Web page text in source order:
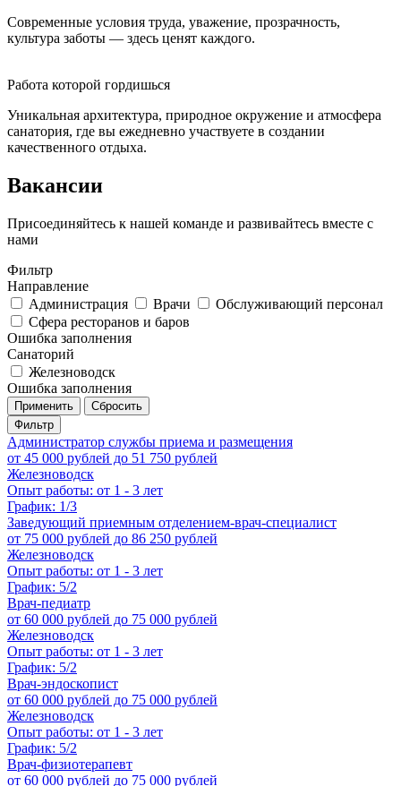
Современные условия труда, уважение, прозрачность,
культура заботы — здесь ценят каждого.
Работа которой гордишься
Уникальная архитектура, природное окружение и атмосфера
санатория, где вы ежедневно участвуете в создании
качественного отдыха.
Вакансии
Присоединяйтесь к нашей команде и развивайтесь вместе с
нами
Фильтр
Направление
Администрация
Врачи
Обслуживающий персонал
Сфера ресторанов и баров
Ошибка заполнения
Санаторий
Железноводск
Ошибка заполнения
Применить
Сбросить
Фильтр
Администратор службы приема и размещения
от 45 000 рублей до 51 750 рублей
Железноводск
Опыт работы: от 1 - 3 лет
График: 1/3
Заведующий приемным отделением-врач-специалист
от 75 000 рублей до 86 250 рублей
Железноводск
Опыт работы: от 1 - 3 лет
График: 5/2
Врач-педиатр
от 60 000 рублей до 75 000 рублей
Железноводск
Опыт работы: от 1 - 3 лет
График: 5/2
Врач-эндоскопист
от 60 000 рублей до 75 000 рублей
Железноводск
Опыт работы: от 1 - 3 лет
График: 5/2
Врач-физиотерапевт
от 60 000 рублей до 75 000 рублей